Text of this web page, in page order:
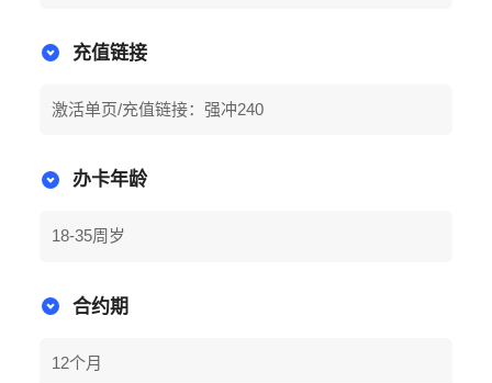
充值链接
激活单页/充值链接：强冲240
办卡年龄
18-35周岁
合约期
12个月